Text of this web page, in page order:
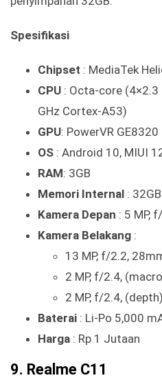
Spesifikasi
Chipset : MediaTek
CPU : Octa-core (4×2.3
GHz Cortex-A53)
GPU: PowerVR GE8320
OS : Android 10, MIUI
RAM: 3GB
Memori Internal : 32GB
Kamera Depan : 5 MP,
Kamera Belakang :
13 MP, f/2.2,
2 MP, f/2.4,
2 MP, f/2.4, (depth)
Baterai : Li-Po 5,000
Harga : Rp 1 Jutaan
9. Realme C11